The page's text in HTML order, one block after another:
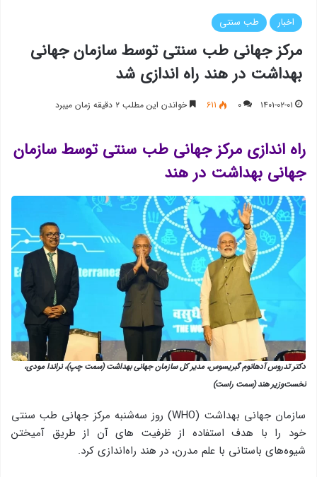
اخبار طب سنتی
مرکز جهانی طب سنتی توسط سازمان جهانی
بهداشت در هند راه اندازی شد
۱۴۰۱-۰۲-۰۱ ۰ 611 خواندن این مطلب ۲ دقیقه زمان میبرد
راه اندازی مرکز جهانی طب سنتی توسط سازمان
جهانی بهداشت در هند
دکتر تدروس آدهانوم گبریسوس، مدیر کل سازمان جهانی بهداشت (سمت چپ)، نراندا مودی،
نخست‌وزیر هند (سمت راست)
سازمان جهانی بهداشت (WHO) روز سه‌شنبه مرکز جهانی طب سنتی
خود را با هدف استفاده از ظرفیت های آن از طریق آمیختن
شیوه‌های باستانی با علم مدرن، در هند راه‌اندازی کرد.